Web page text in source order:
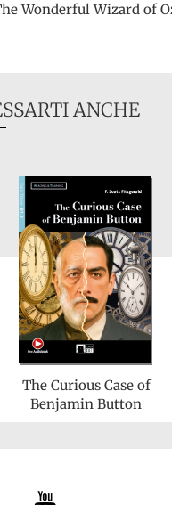
Wonderful Wizard of
ANCHE
The Curious Case of
Benjamin Button